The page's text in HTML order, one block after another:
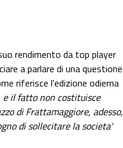
rendimento da top player
a parlare di una questione
riferisce l'edizione odierna
e il fatto non costituisce
di Frattamaggiore, adesso,
di sollecitare la societa'